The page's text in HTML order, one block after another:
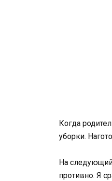
Когда
уборки.
На
противно. Я